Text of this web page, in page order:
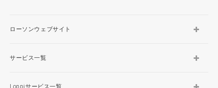
ローソンウェブサイト
サービス一覧
Loppiサービス一覧